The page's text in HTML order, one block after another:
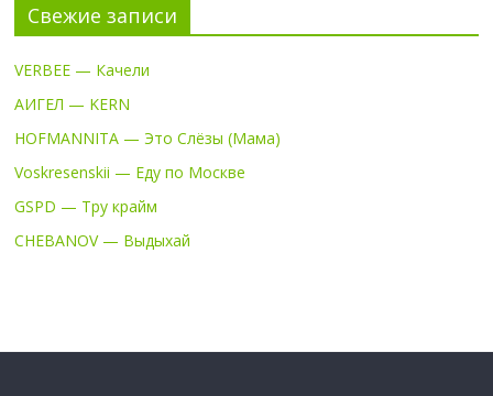
Свежие записи
VERBEE — Качели
АИГЕЛ — KERN
HOFMANNITA — Это Слёзы (Мама)
Voskresenskii — Еду по Москве
GSPD — Тру крайм
CHEBANOV — Выдыхай